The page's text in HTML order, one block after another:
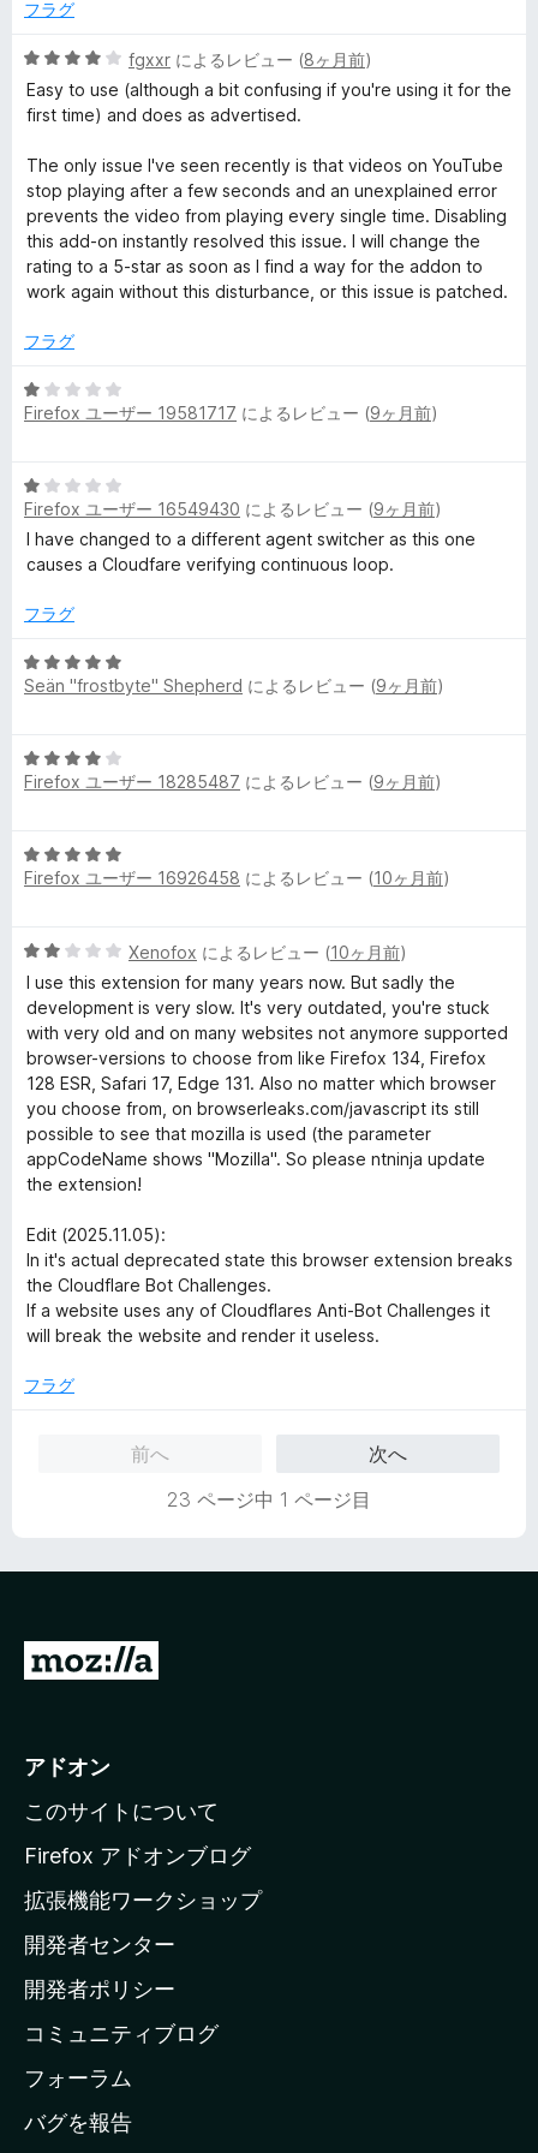
評
中
の
評
価
フラグ
5
段
階
4
の
評
価
fgxxr によるレビュー (8ヶ月前)
Easy to use (although a bit confusing if you're using it for the
first time) and does as advertised.
The only issue I've seen recently is that videos on YouTube
stop playing after a few seconds and an unexplained error
prevents the video from playing every single time. Disabling
this add-on instantly resolved this issue. I will change the
rating to a 5-star as soon as I find a way for the addon to
work again without this disturbance, or this issue is patched.
フラグ
5
段
1
の
評
価
Firefox ユーザー 19581717 によるレビュー (9ヶ月前)
5
段
階
中
の
価
Firefox ユーザー 16549430 によるレビュー (9ヶ月前)
I have changed to a different agent switcher as this one
causes a Cloudfare verifying continuous loop.
フラグ
5
段
5
の
Seän "frostbyte" Shepherd によるレビュー (9ヶ月前)
5
段
4
の
Firefox ユーザー 18285487 によるレビュー (9ヶ月前)
5
段
5
の
評
価
Firefox ユーザー 16926458 によるレビュー (10ヶ月前)
5
段
階
中
2
の
評
価
Xenofox によるレビュー (10ヶ月前)
I use this extension for many years now. But sadly the
development is very slow. It's very outdated, you're stuck
with very old and on many websites not anymore supported
browser-versions to choose from like Firefox 134, Firefox
128 ESR, Safari 17, Edge 131. Also no matter which browser
you choose from, on browserleaks.com/javascript its still
possible to see that mozilla is used (the parameter
appCodeName shows "Mozilla". So please ntninja update
the extension!
Edit (2025.11.05):
In it's actual deprecated state this browser extension breaks
the Cloudflare Bot Challenges.
If a website uses any of Cloudflares Anti-Bot Challenges it
will break the website and render it useless.
フラグ
前へ
次へ
23 ページ中 1 ページ目
M
i
l
a
ホ
ー
ム
ー
ジ
へ
アドオン
このサイトについて
Firefox アドオンブログ
拡張機能ワークショップ
開発者センター
開発者ポリシー
コミュニティブログ
フォーラム
バグを報告